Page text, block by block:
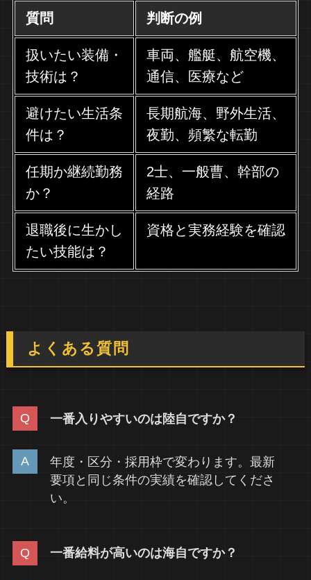
質問 判断の例
扱いたい装備・
技術は？
車両、艦艇、航空機、
通信、医療など
避けたい生活条
件は？
長期航海、野外生活、
夜勤、頻繁な転勤
任期か継続勤務
か？
2士、一般曹、幹部の
経路
退職後に生かし
たい技能は？
資格と実務経験を確認
よくある質問
一番入りやすいのは陸自ですか？
年度・区分・採用枠で変わります。最新
要項と同じ条件の実績を確認してくださ
い。
一番給料が高いのは海自ですか？